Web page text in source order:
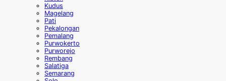
Kudus
Magelang
Pati
Pekalongan
Pemalang
Purwokerto
Purworejo
Rembang
Salatiga
Semarang